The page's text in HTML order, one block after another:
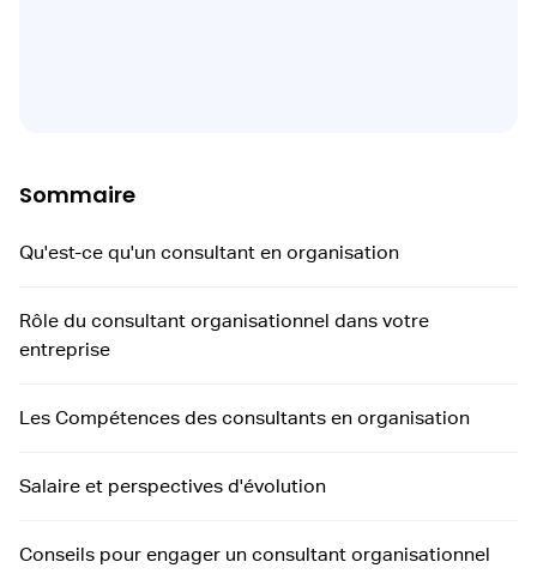
Sommaire
Qu'est-ce qu'un consultant en organisation
Rôle du consultant organisationnel dans votre
entreprise
Les Compétences des consultants en organisation
Salaire et perspectives d'évolution
Conseils pour engager un consultant organisationnel